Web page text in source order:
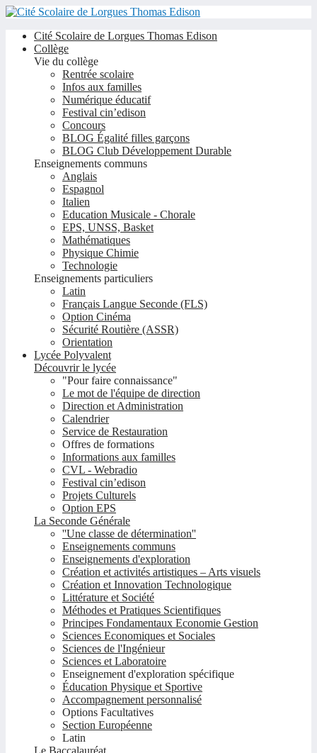
Cité Scolaire de Lorgues Thomas Edison
Collège
Vie du collège
Rentrée scolaire
Infos aux familles
Numérique éducatif
Festival cin’edison
Concours
BLOG Égalité filles garçons
BLOG Club Développement Durable
Enseignements communs
Anglais
Espagnol
Italien
Education Musicale - Chorale
EPS, UNSS, Basket
Mathématiques
Physique Chimie
Technologie
Enseignements particuliers
Latin
Français Langue Seconde (FLS)
Option Cinéma
Sécurité Routière (ASSR)
Orientation
Lycée Polyvalent
Découvrir le lycée
"Pour faire connaissance"
Le mot de l'équipe de direction
Direction et Administration
Calendrier
Service de Restauration
Offres de formations
Informations aux familles
CVL - Webradio
Festival cin’edison
Projets Culturels
Option EPS
La Seconde Générale
''Une classe de détermination''
Enseignements communs
Enseignements d'exploration
Création et activités artistiques – Arts visuels
Création et Innovation Technologique
Littérature et Société
Méthodes et Pratiques Scientifiques
Principes Fondamentaux Economie Gestion
Sciences Economiques et Sociales
Sciences de l'Ingénieur
Sciences et Laboratoire
Enseignement d'exploration spécifique
Éducation Physique et Sportive
Accompagnement personnalisé
Options Facultatives
Section Européenne
Latin
Le Baccalauréat